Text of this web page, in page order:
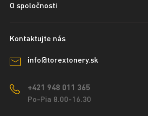
O spoločnosti
Kontaktujte nás
info@torextonery.sk
+421 948 011 365
Po-Pia 8.00-16.30